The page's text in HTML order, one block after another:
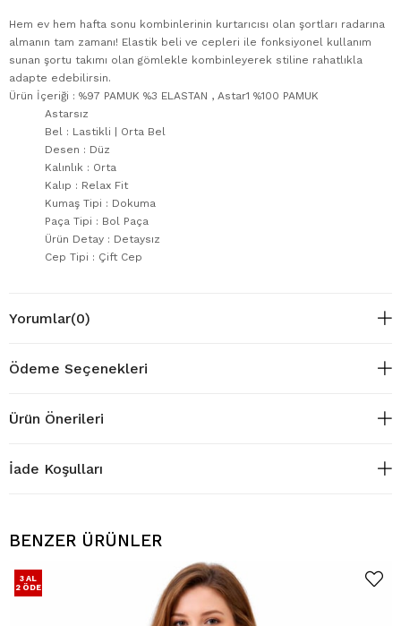
Hem ev hem hafta sonu kombinlerinin kurtarıcısı olan şortları radarına
almanın tam zamanı! Elastik beli ve cepleri ile fonksiyonel kullanım
sunan şortu takımı olan gömlekle kombinleyerek stiline rahatlıkla
adapte edebilirsin.
Ürün İçeriği : %97 PAMUK %3 ELASTAN , Astar1 %100 PAMUK
Astarsız
Bel : Lastikli | Orta Bel
Desen : Düz
Kalınlık : Orta
Kalıp : Relax Fit
Kumaş Tipi : Dokuma
Paça Tipi : Bol Paça
Ürün Detay : Detaysız
Cep Tipi : Çift Cep
Yorumlar(0)
Ödeme Seçenekleri
Ürün Önerileri
İade Koşulları
BENZER ÜRÜNLER
3 AL
2 ÖDE